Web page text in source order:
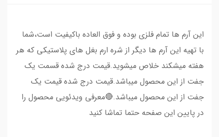
این آرم ها تمام فلزی بوده و فوق العاده باکیفیت است،شما
با تهیه این آرم ها دیگر از شره ارم بغل های پلاستیکی که هر
هفته میشکند خلاص میشوید.قیمت درج شده قسمت یک
جفت از این محصول میباشد.قیمت درج شده قیمت یک
جفت از این محصول میباشد.🔴معرفی ویدئویی محصول را
در پایین این صفحه حتما تماشا کنید